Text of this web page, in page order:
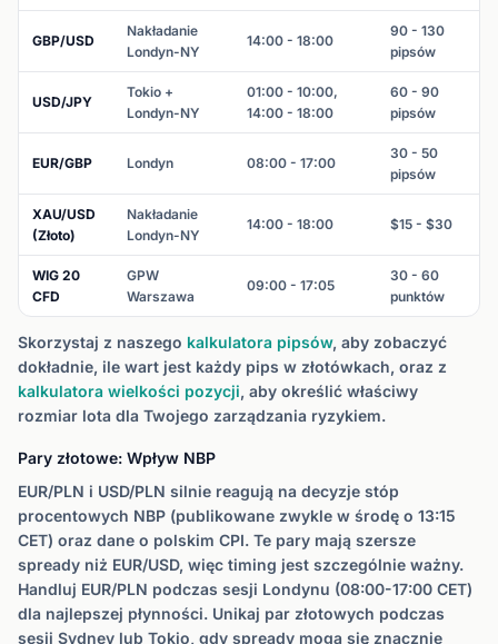
GBP/USD
Nakładanie
Londyn-NY
14:00 - 18:00
90 - 130
pipsów
USD/JPY
Tokio +
Londyn-NY
01:00 - 10:00,
14:00 - 18:00
60 - 90
pipsów
EUR/GBP Londyn 08:00 - 17:00
30 - 50
pipsów
XAU/USD
(Złoto)
Nakładanie
Londyn-NY
14:00 - 18:00 $15 - $30
WIG 20
CFD
GPW
Warszawa
09:00 - 17:05
30 - 60
punktów
Skorzystaj z naszego kalkulatora pipsów, aby zobaczyć
dokładnie, ile wart jest każdy pips w złotówkach, oraz z
kalkulatora wielkości pozycji, aby określić właściwy
rozmiar lota dla Twojego zarządzania ryzykiem.
Pary złotowe: Wpływ NBP
EUR/PLN i USD/PLN silnie reagują na decyzje stóp
procentowych NBP (publikowane zwykle w środę o 13:15
CET) oraz dane o polskim CPI. Te pary mają szersze
spready niż EUR/USD, więc timing jest szczególnie ważny.
Handluj EUR/PLN podczas sesji Londynu (08:00-17:00 CET)
dla najlepszej płynności. Unikaj par złotowych podczas
sesji Sydney lub Tokio, gdy spready mogą się znacznie